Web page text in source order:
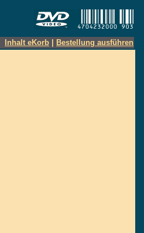
Inhalt eKorb Bestellung ausführen